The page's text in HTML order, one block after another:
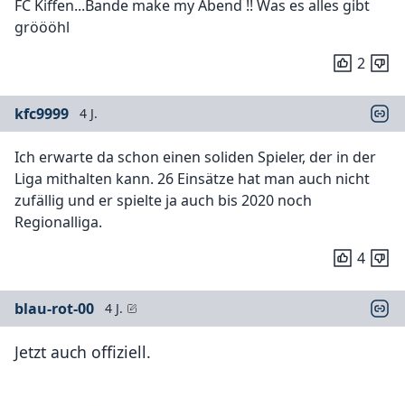
FC Kiffen...Bande make my Abend !! Was es alles gibt
gröööhl
2
kfc9999 4 J.
Ich erwarte da schon einen soliden Spieler, der in der
Liga mithalten kann. 26 Einsätze hat man auch nicht
zufällig und er spielte ja auch bis 2020 noch
Regionalliga.
4
blau-rot-00 4 J.
Jetzt auch offiziell.